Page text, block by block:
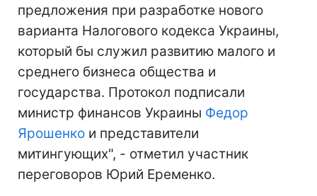
предложения при разработке нового
варианта Налогового кодекса Украины,
который бы служил развитию малого и
среднего бизнеса общества и
государства. Протокол подписали
министр финансов Украины Федор
Ярошенко и представители
митингующих", - отметил участник
переговоров Юрий Еременко.